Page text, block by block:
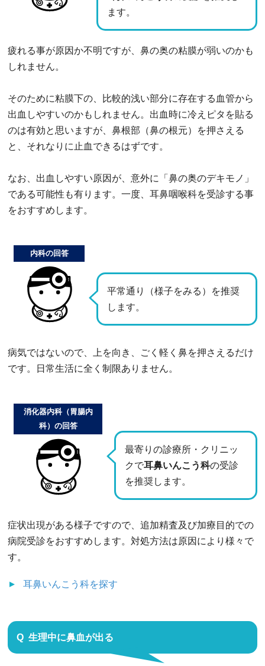
ます。
疲れる事が原因か不明ですが、鼻の奥の粘膜が弱いのかも
しれません。
そのために粘膜下の、比較的浅い部分に存在する血管から
出血しやすいのかもしれません。出血時に冷えピタを貼る
のは有効と思いますが、鼻根部（鼻の根元）を押さえる
と、それなりに止血できるはずです。
なお、出血しやすい原因が、意外に「鼻の奥のデキモノ」
である可能性も有ります。一度、耳鼻咽喉科を受診する事
をおすすめします。
平常通り（様子をみる）を推奨
します。
内科の回答
病気ではないので、上を向き、ごく軽く鼻を押さえるだけ
です。日常生活に全く制限ありません。
最寄りの診療所・クリニッ
クで耳鼻いんこう科の受診
を推奨します。
消化器内科（胃腸内
科）の回答
症状出現がある様子ですので、追加精査及び加療目的での
病院受診をおすすめします。対処方法は原因により様々で
す。
耳鼻いんこう科を探す
生理中に鼻血が出る